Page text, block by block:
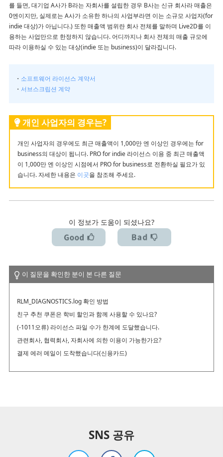
RLM_DIAGNOSTICS.log 확인 방법
Cubism 2.1 모델이나 모션은 새로운 Cubism SDK에서 사용할 수
있습니까?
해지하고 싶어요(갱신을 정지하고 싶어요)
를 들면, 대기업 A사가 B라는 자회사를 설립한 경우 B사는 신규 회사라 매출은
0엔이지만, 실제로는 A사가 소유한 하나의 사업부라면 이는 소규모 사업자(for
indie 대상)가 아닙니다.) 또한 매출액 범위란 회사 전체를 말하며 Live2D를 이
용하는 사업만으로 한정하지 않습니다. 어디까지나 회사 전체의 매출 규모에
따라 이용하실 수 있는 대상(indie 또는 business)이 달라집니다.
・ 소프트웨어 라이선스 계약서
・ 서브스크립션 계약
개인 사업자의 경우는?
개인 사업자의 경우에도 최근 매출액이 1,000만 엔 이상인 경우에는 for
business의 대상이 됩니다. PRO for indie 라이선스 이용 중 최근 매출액
이 1,000만 엔 이상인 시점에서 PRO for business로 전환하실 필요가 있
습니다. 자세한 내용은 이곳을 참조해 주세요.
이 정보가 도움이 되셨나요?
이 질문을 확인한 분이 본 다른 질문
RLM_DIAGNOSTICS.log 확인 방법
친구 추천 쿠폰은 학비 할인과 함께 사용할 수 있나요?
(-1011오류) 라이선스 파일 수가 한계에 도달했습니다.
관련회사, 협력회사, 자회사에 의한 이용이 가능한가요?
결제 에러 메일이 도착했습니다(신용카드)
SNS 공유